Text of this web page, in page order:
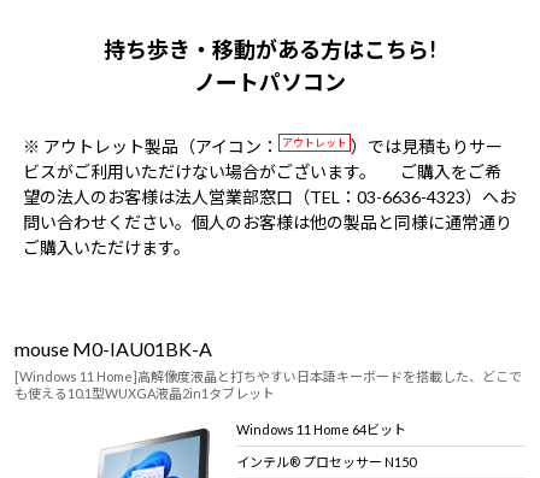
持ち歩き・移動がある方はこちら!
ノートパソコン
※ アウトレット製品（アイコン： アウトレット ）では見積もりサー
ビスがご利用いただけない場合がございます。
ご購入をご希
望の法人のお客様は法人営業部窓口（TEL：03-6636-4323）へお
問い合わせください。個人のお客様は他の製品と同様に通常通り
ご購入いただけます。
mouse M0-IAU01BK-A
[Windows 11 Home]高解像度液晶と打ちやすい日本語キーボードを搭載した、どこで
も使える10.1型WUXGA液晶2in1タブレット
Windows 11 Home 64ビット
インテル® プロセッサー N150